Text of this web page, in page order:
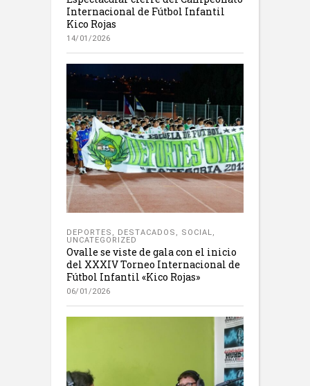
Internacional de Fútbol Infantil
Kico Rojas
14/01/2026
DEPORTES , DESTACADOS , SOCIAL,
UNCATEGORIZED
Ovalle se viste de gala con el inicio
del XXXIV Torneo Internacional de
Fútbol Infantil «Kico Rojas»
06/01/2026